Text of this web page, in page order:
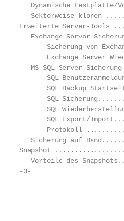
Dynamische Festplatte/
Sektorweise klonen
Erweiterte Server-
Exchange Server
Sicherung von
Exchange Server
MS SQL Server
SQL
SQL Backup
SQL
SQL
SQL Export/
Protokoll
Sicherung auf
Snapshot
Vorteile des
-3-